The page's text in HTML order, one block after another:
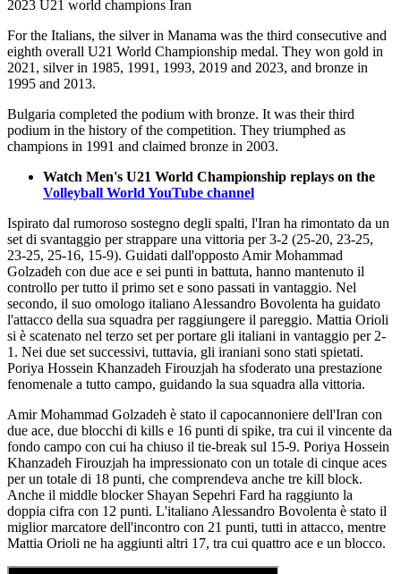
2023 U21 world champions Iran
For the Italians, the silver in Manama was the third consecutive and
eighth overall U21 World Championship medal. They won gold in
2021, silver in 1985, 1991, 1993, 2019 and 2023, and bronze in
1995 and 2013.
Bulgaria completed the podium with bronze. It was their third
podium in the history of the competition. They triumphed as
champions in 1991 and claimed bronze in 2003.
Watch Men's U21 World Championship replays on the
Volleyball World YouTube channel
Ispirato dal rumoroso sostegno degli spalti, l'Iran ha rimontato da un
set di svantaggio per strappare una vittoria per 3-2 (25-20, 23-25,
23-25, 25-16, 15-9). Guidati dall'opposto Amir Mohammad
Golzadeh con due ace e sei punti in battuta, hanno mantenuto il
controllo per tutto il primo set e sono passati in vantaggio. Nel
secondo, il suo omologo italiano Alessandro Bovolenta ha guidato
l'attacco della sua squadra per raggiungere il pareggio. Mattia Orioli
si è scatenato nel terzo set per portare gli italiani in vantaggio per 2-
1. Nei due set successivi, tuttavia, gli iraniani sono stati spietati.
Poriya Hossein Khanzadeh Firouzjah ha sfoderato una prestazione
fenomenale a tutto campo, guidando la sua squadra alla vittoria.
Amir Mohammad Golzadeh è stato il capocannoniere dell'Iran con
due ace, due blocchi di kills e 16 punti di spike, tra cui il vincente da
fondo campo con cui ha chiuso il tie-break sul 15-9. Poriya Hossein
Khanzadeh Firouzjah ha impressionato con un totale di cinque aces
per un totale di 18 punti, che comprendeva anche tre kill block.
Anche il middle blocker Shayan Sepehri Fard ha raggiunto la
doppia cifra con 12 punti. L'italiano Alessandro Bovolenta è stato il
miglior marcatore dell'incontro con 21 punti, tutti in attacco, mentre
Mattia Orioli ne ha aggiunti altri 17, tra cui quattro ace e un blocco.